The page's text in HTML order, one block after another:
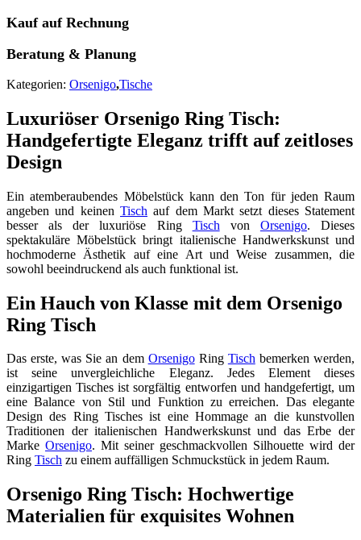
Kauf auf Rechnung
Beratung & Planung
Kategorien: Orsenigo,Tische
Luxuriöser Orsenigo Ring Tisch:
Handgefertigte Eleganz trifft auf zeitloses
Design
Ein atemberaubendes Möbelstück kann den Ton für jeden Raum
angeben und keinen Tisch auf dem Markt setzt dieses Statement
besser als der luxuriöse Ring Tisch von Orsenigo. Dieses
spektakuläre Möbelstück bringt italienische Handwerkskunst und
hochmoderne Ästhetik auf eine Art und Weise zusammen, die
sowohl beeindruckend als auch funktional ist.
Ein Hauch von Klasse mit dem Orsenigo
Ring Tisch
Das erste, was Sie an dem OrsenigoRing Tischbemerken werden,
ist seine unvergleichliche Eleganz. Jedes Element dieses
einzigartigen Tisches ist sorgfältig entworfen und handgefertigt, um
eine Balance von Stil und Funktion zu erreichen. Das elegante
Design des Ring Tisches ist eine Hommage an die kunstvollen
Traditionen der italienischen Handwerkskunst und das Erbe der
Marke Orsenigo. Mit seiner geschmackvollen Silhouette wird der
Ring Tisch zu einem auffälligen Schmuckstück in jedem Raum.
Orsenigo Ring Tisch: Hochwertige
Materialien für exquisites Wohnen